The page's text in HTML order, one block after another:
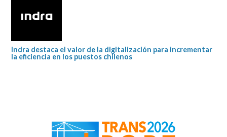
Indra destaca el valor de la digitalización para incrementar
la eficiencia en los puestos chilenos